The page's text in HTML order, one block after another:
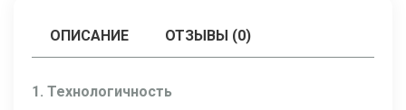
ОПИСАНИЕ ОТЗЫВЫ (0)
1. Технологичность